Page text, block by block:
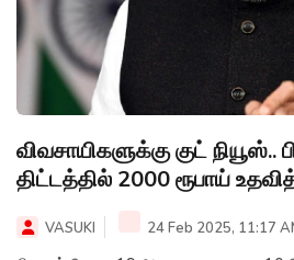
விவசாயிகளுக்கு குட் நியூஸ்..
திட்டத்தில் 2000 ரூபாய்
VASUKI 24 Feb 2025, 11:17